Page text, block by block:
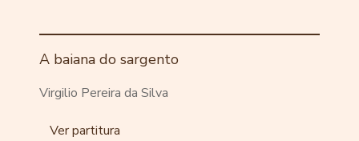
A baiana do sargento
Virgilio Pereira da Silva
Ver partitura